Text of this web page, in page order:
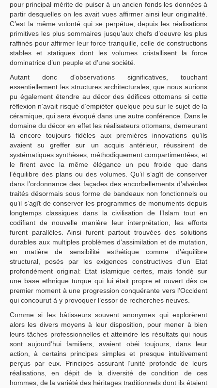
pour principal mérite de puiser à un ancien fonds les données à
partir desquelles on les avait vues affirmer ainsi leur originalité.
C’est la même volonté qui se perpétue, depuis les réalisations
primitives les plus sommaires jusqu’aux chefs d’oeuvre les plus
raffinés pour affirmer leur force tranquille, celle de constructions
stables et statiques dont les volumes cristallisent la force
dominatrice d’un peuple et d’une société.
Autant donc d’observations significatives, touchant
essentiellement les structures architecturales, que nous aurions
pu également étendre au décor des édifices ottomans si cette
réflexion n’avait risqué d’empiéter quelque peu sur le sujet de la
céramique, qui sera évoqué dans une autre conférence. Dans le
domaine du décor en effet les réalisateurs ottomans, demeurant
là encore toujours fidèles aux premières innovations qu’ils
avaient su greffer sur un acquis antérieur, réussirent de
systématiques synthèses, méthodiquement compartimentées, et
le firent avec la même élégance un peu froide que dans
l’équilibre des plans ou des volumes. Qu’il s’agît de conserver
dans l’ordonnance des façades des encorbellements d’alvéoles
traités désormais sous forme de bandeaux non fonctionnels ou
qu’il s’agît de conserver les programmes de monuments depuis
longtemps classiques dans la civilisation de l’Islam tout en
codifiant de nouvelle manière leur interprétation, les efforts
furent parallèles. Ainsi furent partout trouvées des solutions
durables aux multiples problèmes d’assimilation et de mutation,
en matière de sensibilité esthétique comme d’équilibre
structural, posés par les exigences constructives d’un Etat
profondément original: Etat islamique certes, mais fondé sur
une base ethnique turque qui lui était propre et ouvert dès ce
premier moment à une progression conquérante vers l’Occident
qui concourut à y provoquer l’essor de recherches neuves.
Comme si les bâtisseurs souvent anonymes qui explorèrent
alors les divers moyens à leur disposition, pour mener à bien
leurs tâches professionnelles et atteindre les résultats qui nous
sont aujourd’hui familiers, avaient obéi toujours, dans leur
action, à certains principes simples et presque intuitivement
perçus par eux. Principes assurant l’unité profonde de leurs
réalisations, en dépit de la diversité de condition de ces
hommes, de la variété des héritages traditionnels dont ils étaient